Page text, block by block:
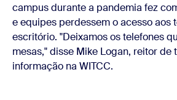
campus durante a pandemia fez
e equipes perdessem o acesso aos
escritório. "Deixamos os telefones
mesas," disse Mike Logan, reitor de
informação na WITCC.